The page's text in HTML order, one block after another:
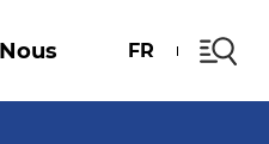
FR